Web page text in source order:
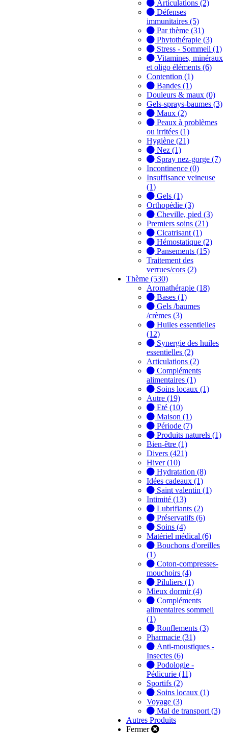
Articulations (2)
Défenses
immunitaires (5)
Par thème (31)
Phytothérapie (3)
Stress - Sommeil (1)
Vitamines, minéraux
et oligo éléments (6)
Contention (1)
Bandes (1)
Douleurs & maux (0)
Gels-sprays-baumes (3)
Maux (2)
Peaux à problèmes
ou irritées (1)
Hygiène (21)
Nez (1)
Spray nez-gorge (7)
Incontinence (0)
Insuffisance veineuse
(1)
Gels (1)
Orthopédie (3)
Cheville, pied (3)
Premiers soins (21)
Cicatrisant (1)
Hémostatique (2)
Pansements (15)
Traitement des
verrues/cors (2)
Thème (530)
Aromathérapie (18)
Bases (1)
Gels /baumes
/crèmes (3)
Huiles essentielles
(12)
Synergie des huiles
essentielles (2)
Articulations (2)
Compléments
alimentaires (1)
Soins locaux (1)
Autre (19)
Eté (10)
Maison (1)
Période (7)
Produits naturels (1)
Bien-être (1)
Divers (421)
Hiver (10)
Hydratation (8)
Idées cadeaux (1)
Saint valentin (1)
Intimité (13)
Lubrifiants (2)
Préservatifs (6)
Soins (4)
Matériel médical (6)
Bouchons d'oreilles
(1)
Coton-compresses-
mouchoirs (4)
Piluliers (1)
Mieux dormir (4)
Compléments
alimentaires sommeil
(1)
Ronflements (3)
Pharmacie (31)
Anti-moustiques -
Insectes (6)
Podologie -
Pédicurie (11)
Sportifs (2)
Soins locaux (1)
Voyage (3)
Mal de transport (3)
Autres Produits
Fermer